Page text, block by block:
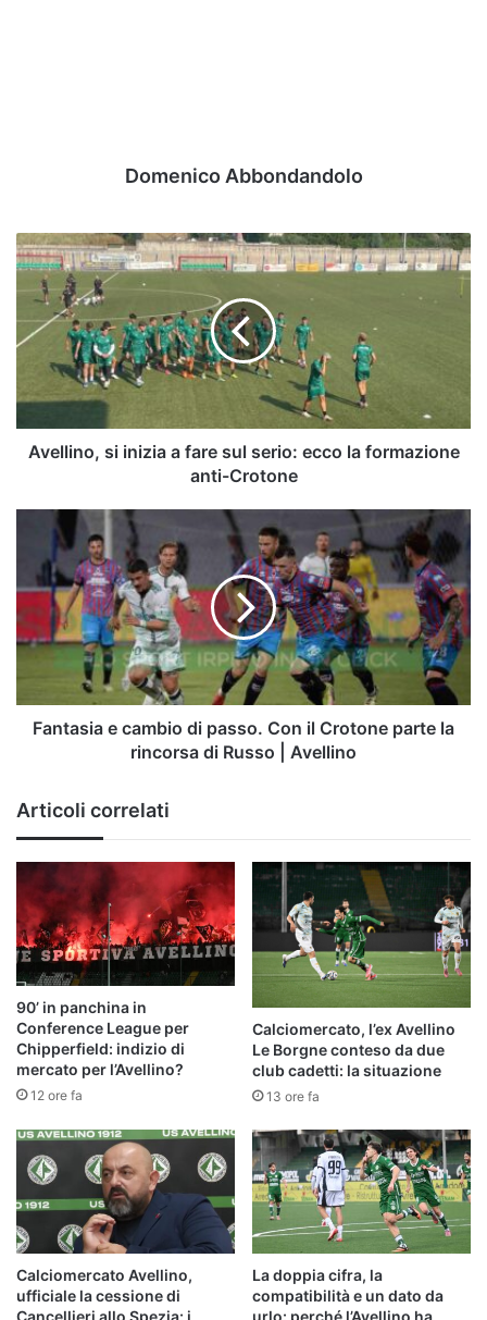
Domenico Abbondandolo
Avellino,
si
inizia
fare
ecco
la
formazione
Avellino, si inizia a fare sul serio: ecco la formazione
anti-Crotone
cambio
di
passo.
Con
parte
|
Avellino
Fantasia e cambio di passo. Con il Crotone parte la
rincorsa di Russo | Avellino
Articoli correlati
90’ in panchina in
Conference League per
Chipperfield: indizio di
mercato per l’Avellino?
12 ore fa
Calciomercato, l’ex Avellino
Le Borgne conteso da due
club cadetti: la situazione
13 ore fa
Calciomercato Avellino,
ufficiale la cessione di
Cancellieri allo Spezia: i
La doppia cifra, la
compatibilità e un dato da
urlo: perché l’Avellino ha